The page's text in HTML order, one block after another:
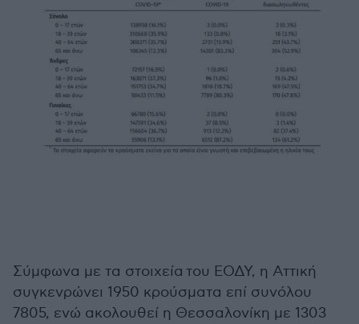
Σύμφωνα με τα στοιχεία του ΕΟΔΥ, η Αττική
συγκενρώνει 1950 κρούσματα επί συνόλου
7805, ενώ ακολουθεί η Θεσσαλονίκη με 1303